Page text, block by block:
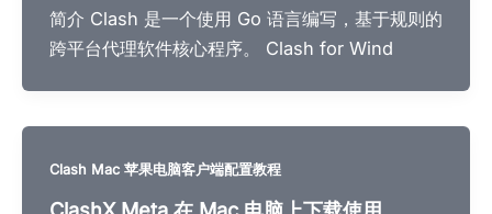
简介 Clash 是一个使用 Go 语言编写，基于规则的
跨平台代理软件核心程序。 Clash for Wind
Clash Mac 苹果电脑客户端配置教程